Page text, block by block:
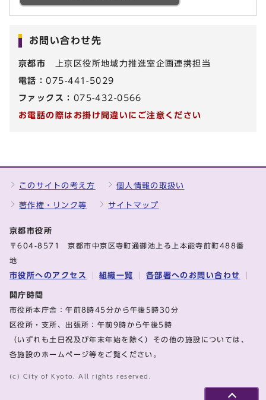
お問い合わせ先
京都市 上京区役所地域力推進室企画連携担当
電話：075-441-5029
ファックス： 075-432-0566
お電話の際はお掛け間違いにご注意ください
このサイトの考え方 個人情報の取扱い
著作権・リンク等 サイトマップ
京都市役所
〒604-8571 京都市中京区寺町通御池上る上本能寺前町488番
地
市役所へのアクセス 組織一覧 各部署へのお問い合わせ
開庁時間
市役所本庁舎：午前8時45分から午後5時30分
区役所・支所、出張所：午前9時から午後5時
（いずれも土日祝及び年末年始を除く）その他の施設については、
各施設のホームページ等をご覧ください。
(c) City of Kyoto. All rights reserved.